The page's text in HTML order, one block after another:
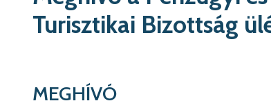
Turisztikai Bizottság
MEGHÍVÓ